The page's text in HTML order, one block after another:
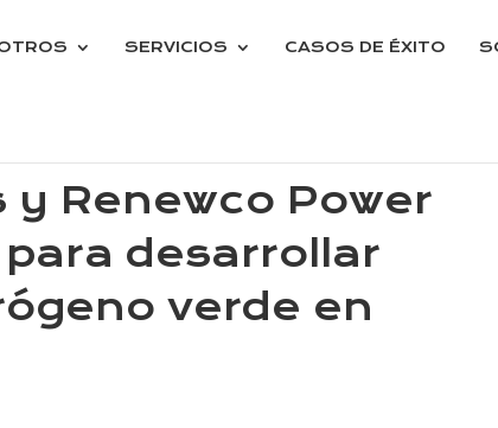
SERVICIOS CASOS DE ÉXITO
y Renewco Power
desarrollar
verde en